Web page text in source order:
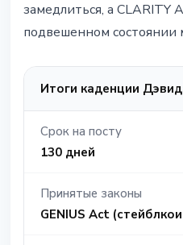
замедлиться, а CLARITY
подвешенном состоянии
Итоги каденции
Срок на посту
130 дней
Принятые законы
GENIUS Act